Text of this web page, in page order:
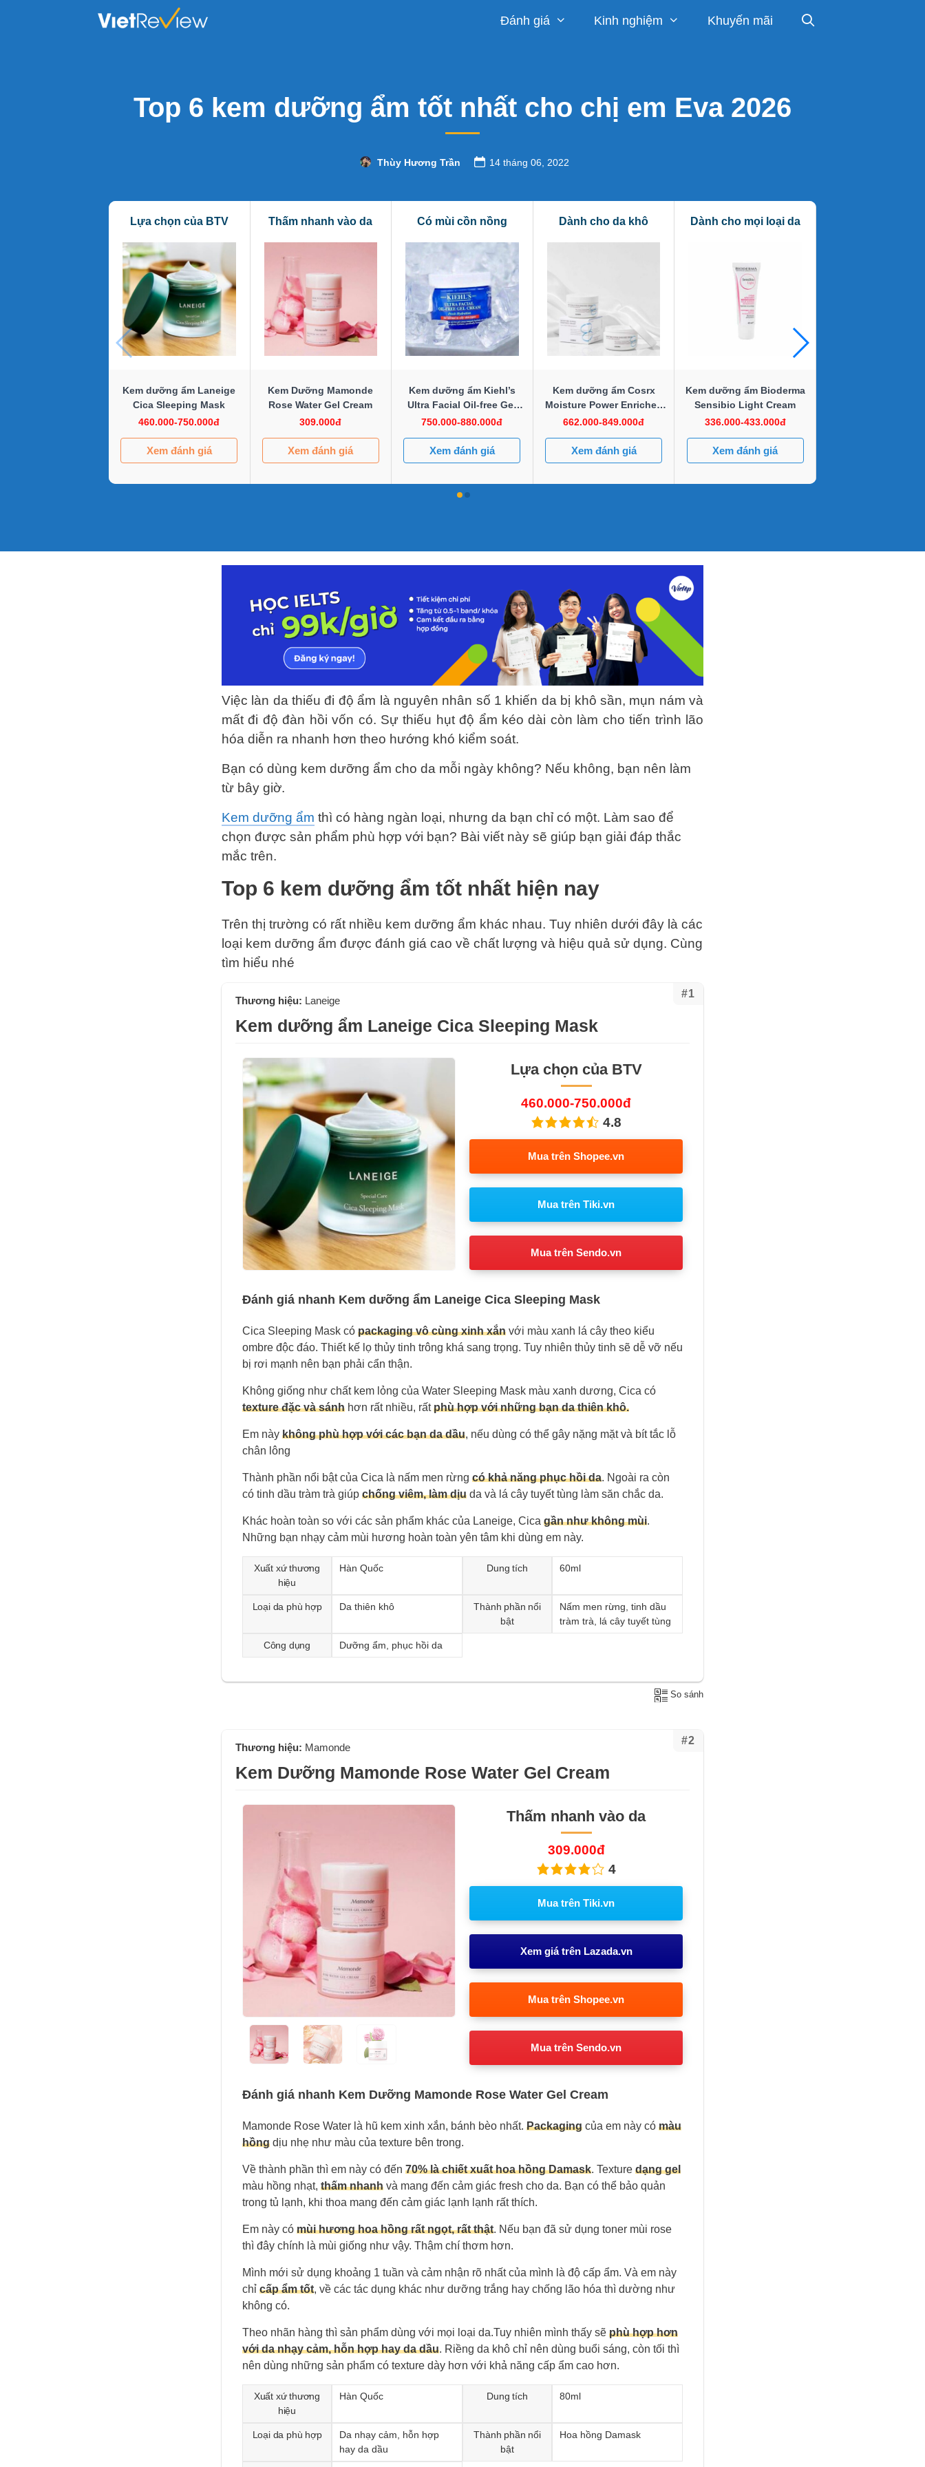
Đánh giá Kinh nghiệm Khuyến mãi
Top 6 kem dưỡng ẩm tốt nhất cho chị em Eva 2026
Thùy Hương Trần 14 tháng 06, 2022
Lựa chọn của BTV
Kem dưỡng ẩm Laneige
Cica Sleeping Mask
460.000-750.000đ
Xem đánh giá
Thấm nhanh vào da
Kem Dưỡng Mamonde
Rose Water Gel Cream
309.000đ
Xem đánh giá
Có mùi cồn nồng
Kem dưỡng ẩm Kiehl’s
Ultra Facial Oil-free Gel
Cream
750.000-880.000đ
Xem đánh giá
Dành cho da khô
Kem dưỡng ẩm Cosrx
Moisture Power Enriched
Cream
662.000-849.000đ
Xem đánh giá
Dành cho mọi loại da
Kem dưỡng ẩm Bioderma
Sensibio Light Cream
336.000-433.000đ
Xem đánh giá
Việc làn da thiếu đi độ ẩm là nguyên nhân số 1 khiến da bị khô sần, mụn nám và
mất đi độ đàn hồi vốn có. Sự thiếu hụt độ ẩm kéo dài còn làm cho tiến trình lão
hóa diễn ra nhanh hơn theo hướng khó kiểm soát.
Bạn có dùng kem dưỡng ẩm cho da mỗi ngày không? Nếu không, bạn nên làm
từ bây giờ.
Kem dưỡng ẩm thì có hàng ngàn loại, nhưng da bạn chỉ có một. Làm sao để
chọn được sản phẩm phù hợp với bạn? Bài viết này sẽ giúp bạn giải đáp thắc
mắc trên.
Top 6 kem dưỡng ẩm tốt nhất hiện nay
Trên thị trường có rất nhiều kem dưỡng ẩm khác nhau. Tuy nhiên dưới đây là các
loại kem dưỡng ẩm được đánh giá cao về chất lượng và hiệu quả sử dụng. Cùng
tìm hiểu nhé
#1
Thương hiệu: Laneige
Kem dưỡng ẩm Laneige Cica Sleeping Mask
Lựa chọn của BTV
460.000-750.000đ
4.8
Mua trên Shopee.vn
Mua trên Tiki.vn
Mua trên Sendo.vn
Đánh giá nhanh Kem dưỡng ẩm Laneige Cica Sleeping Mask
Cica Sleeping Mask có packaging vô cùng xinh xắn với màu xanh lá cây theo kiểu
ombre độc đáo. Thiết kế lọ thủy tinh trông khá sang trọng. Tuy nhiên thủy tinh sẽ dễ vỡ nếu
bị rơi mạnh nên bạn phải cẩn thận.
Không giống như chất kem lỏng của Water Sleeping Mask màu xanh dương, Cica có
texture đặc và sánh hơn rất nhiều, rấtphù hợp với những bạn da thiên khô.
Em này không phù hợp với các bạn da dầu, nếu dùng có thể gây nặng mặt và bít tắc lỗ
chân lông
Thành phần nổi bật của Cica là nấm men rừng có khả năng phục hồi da. Ngoài ra còn
có tinh dầu tràm trà giúp chống viêm, làm dịu da và lá cây tuyết tùng làm săn chắc da.
Khác hoàn toàn so với các sản phẩm khác của Laneige, Cica gần như không mùi.
Những bạn nhạy cảm mùi hương hoàn toàn yên tâm khi dùng em này.
Xuất xứ thương
hiệu
Hàn Quốc Dung tích 60ml
Loại da phù hợp Da thiên khô
Thành phần nổi
bật
Nấm men rừng, tinh dầu
tràm trà, lá cây tuyết tùng
Công dụng Dưỡng ẩm, phục hồi da
So sánh
#2
Thương hiệu: Mamonde
Kem Dưỡng Mamonde Rose Water Gel Cream
Thấm nhanh vào da
309.000đ
4
Mua trên Tiki.vn
Xem giá trên Lazada.vn
Mua trên Shopee.vn
Mua trên Sendo.vn
Đánh giá nhanh Kem Dưỡng Mamonde Rose Water Gel Cream
Mamonde Rose Water là hũ kem xinh xắn, bánh bèo nhất. Packaging của em này có màu
hồng dịu nhẹ như màu của texture bên trong.
Về thành phần thì em này có đến 70% là chiết xuất hoa hồng Damask. Texture dạng gel
màu hồng nhạt, thấm nhanh và mang đến cảm giác fresh cho da. Bạn có thể bảo quản
trong tủ lạnh, khi thoa mang đến cảm giác lạnh lạnh rất thích.
Em này có mùi hương hoa hồng rất ngọt, rất thật. Nếu bạn đã sử dụng toner mùi rose
thì đây chính là mùi giống như vậy. Thậm chí thơm hơn.
Mình mới sử dụng khoảng 1 tuần và cảm nhận rõ nhất của mình là độ cấp ẩm. Và em này
chỉ cấp ẩm tốt, về các tác dụng khác như dưỡng trắng hay chống lão hóa thì dường như
không có.
Theo nhãn hàng thì sản phẩm dùng với mọi loại da.Tuy nhiên mình thấy sẽ phù hợp hơn
với da nhạy cảm, hỗn hợp hay da dầu. Riềng da khô chỉ nên dùng buổi sáng, còn tối thì
nên dùng những sản phẩm có texture dày hơn với khả năng cấp ẩm cao hơn.
Xuất xứ thương
hiệu
Hàn Quốc Dung tích 80ml
Loại da phù hợp
Da nhạy cảm, hỗn hợp
hay da dầu
Thành phần nổi
bật
Hoa hồng Damask